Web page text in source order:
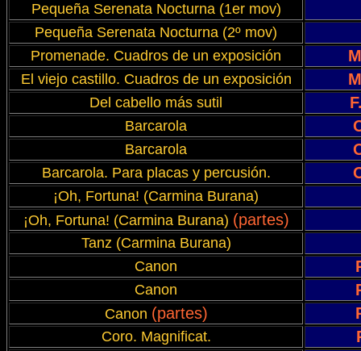
Pequeña Serenata Nocturna (1er mov)
Pequeña Serenata Nocturna (2º mov)
Promenade. Cuadros de un exposición
El viejo castillo. Cuadros de un exposición
Del cabello más sutil
Barcarola
Barcarola
Barcarola. Para placas y percusión.
¡Oh, Fortuna! (Carmina Burana)
¡Oh, Fortuna! (Carmina Burana) (partes)
Tanz (Carmina Burana)
Canon
Canon
Canon (partes)
Coro. Magnificat.